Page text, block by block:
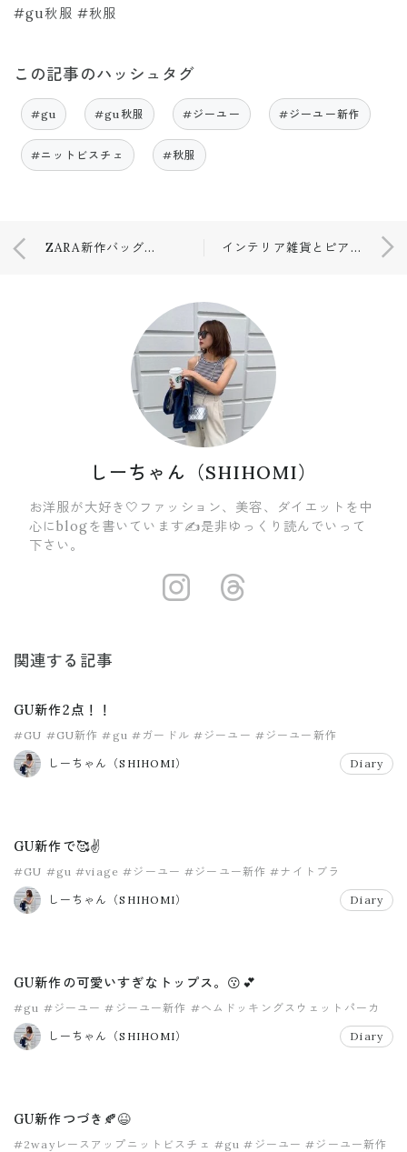
#gu秋服 #秋服
この記事のハッシュタグ
#gu #gu秋服 #ジーユー #ジーユー新作
#ニットビスチェ #秋服
ZARA新作バッグ👜💙 インテリア雑貨とピアス⭐️💫
しーちゃん（SHIHOMI）
お洋服が大好き🤍ファッション、美容、ダイエットを中
心にblogを書いています✍️是非ゆっくり読んでいって
下さい。
https://
関連する記事
GU新作2点！！
#GU #GU新作 #gu #ガードル #ジーユー #ジーユー新作
しーちゃん（SHIHOMI） Diary
GU新作で🥰✌️
#GU #gu #viage #ジーユー #ジーユー新作 #ナイトブラ
しーちゃん（SHIHOMI） Diary
GU新作の可愛いすぎなトップス。😗💕
#gu #ジーユー #ジーユー新作 #ヘムドッキングスウェットパーカ
しーちゃん（SHIHOMI） Diary
GU新作つづき🍂😆
#2wayレースアップニットビスチェ #gu #ジーユー #ジーユー新作